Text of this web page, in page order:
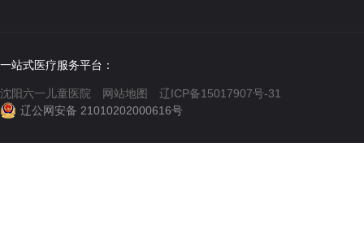
一站式医疗服务平台：
沈阳六一儿童医院 网站地图
辽ICP备15017907号-31
辽公网安备 21010202000616号